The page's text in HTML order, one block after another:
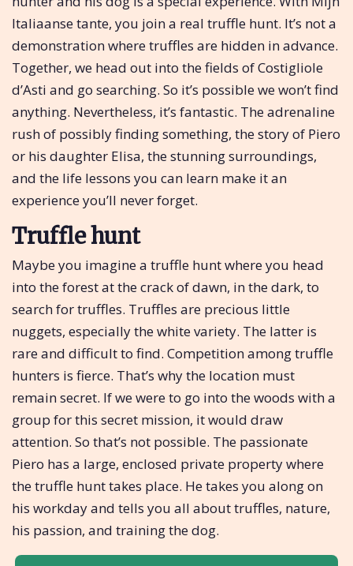
Italiaanse tante, you join a real truffle hunt. It’s not a
demonstration where truffles are hidden in advance.
Together, we head out into the fields of Costigliole
d’Asti and go searching. So it’s possible we won’t find
anything. Nevertheless, it’s fantastic. The adrenaline
rush of possibly finding something, the story of Piero
or his daughter Elisa, the stunning surroundings,
and the life lessons you can learn make it an
experience you’ll never forget.
Truffle hunt
Maybe you imagine a truffle hunt where you head
into the forest at the crack of dawn, in the dark, to
search for truffles. Truffles are precious little
nuggets, especially the white variety. The latter is
rare and difficult to find. Competition among truffle
hunters is fierce. That’s why the location must
remain secret. If we were to go into the woods with a
group for this secret mission, it would draw
attention. So that’s not possible. The passionate
Piero has a large, enclosed private property where
the truffle hunt takes place. He takes you along on
his workday and tells you all about truffles, nature,
his passion, and training the dog.